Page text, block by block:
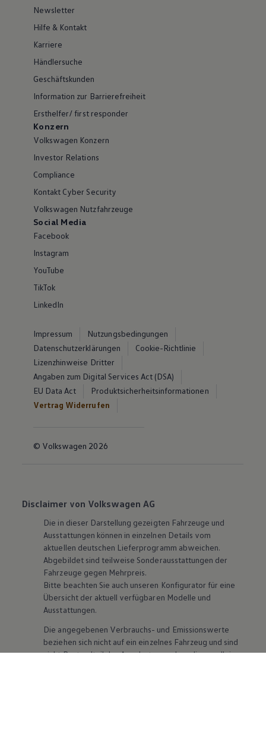
Newsletter
Hilfe & Kontakt
Karriere
Händlersuche
Geschäftskunden
Information zur Barrierefreiheit
Ersthelfer/ first responder
Konzern
Volkswagen Konzern
Investor Relations
Compliance
Kontakt Cyber Security
Volkswagen Nutzfahrzeuge
Social Media
Facebook
Instagram
YouTube
TikTok
LinkedIn
Impressum
Nutzungsbedingungen
Datenschutzerklärungen
Cookie-Richtlinie
Lizenzhinweise Dritter
Angaben zum Digital Services Act (DSA)
EU Data Act
Produktsicherheitsinformationen
Vertrag Widerrufen
© Volkswagen 2026
Disclaimer von Volkswagen AG
Die in dieser Darstellung gezeigten Fahrzeuge und
Ausstattungen können in einzelnen Details vom
aktuellen deutschen Lieferprogramm abweichen.
Abgebildet sind teilweise Sonderausstattungen der
Fahrzeuge gegen Mehrpreis.
Bitte beachten Sie auch unseren Konfigurator für eine
Übersicht der aktuell verfügbaren Modelle und
Ausstattungen.
Die angegebenen Verbrauchs- und Emissionswerte
beziehen sich nicht auf ein einzelnes Fahrzeug und sind
nicht Bestandteil des Angebots, sondern dienen allein